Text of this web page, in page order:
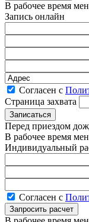
В рабочее время
Запись онлайн
Согласен с
Страница захвата
Перед приездом
В рабочее время
Индивидуальный
Согласен с